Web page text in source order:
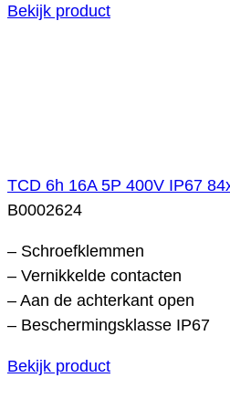
Bekijk product
TCD 6h 16A 5P 400V IP67
B0002624
– Schroefklemmen
– Vernikkelde contacten
– Aan de achterkant open
– Beschermingsklasse IP67
Bekijk product